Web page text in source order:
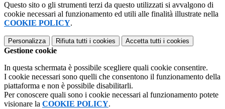
Questo sito o gli strumenti terzi da questo utilizzati si avvalgono di
cookie necessari al funzionamento ed utili alle finalità illustrate nella
COOKIE POLICY.
Personalizza Rifiuta tutti i cookies Accetta tutti i cookies
Gestione cookie
In questa schermata è possibile scegliere quali cookie consentire.
I cookie necessari sono quelli che consentono il funzionamento della
piattaforma e non è possibile disabilitarli.
Per conoscere quali sono i cookie necessari al funzionamento potete
visionare la COOKIE POLICY.